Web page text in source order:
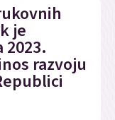
je
2023.
razvoju